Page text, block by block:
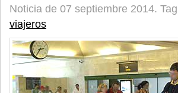
Noticia de 07 septiembre 2014.
viajeros